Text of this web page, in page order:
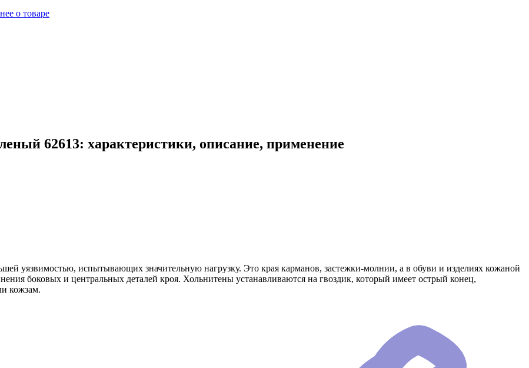
о товаре
62613: характеристики, описание, применение
уязвимостью, испытывающих значительную нагрузку. Это края карманов, застежки-молнии, а в обуви и изделиях кожаной
боковых и центральных деталей кроя. Хольнитены устанавливаются на гвоздик, который имеет острый конец,
кожзам.